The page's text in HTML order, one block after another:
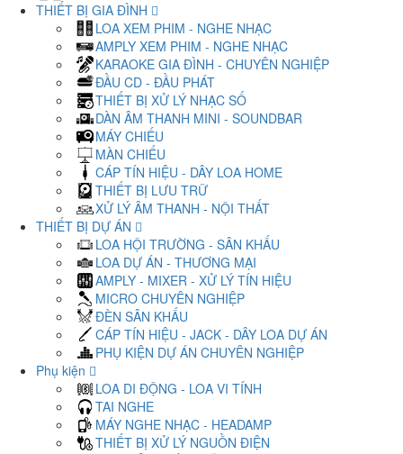
THIẾT BỊ GIA ĐÌNH
LOA XEM PHIM - NGHE NHẠC
AMPLY XEM PHIM - NGHE NHẠC
KARAOKE GIA ĐÌNH - CHUYÊN NGHIỆP
ĐẦU CD - ĐẦU PHÁT
THIẾT BỊ XỬ LÝ NHẠC SỐ
DÀN ÂM THANH MINI - SOUNDBAR
MÁY CHIẾU
MÀN CHIẾU
CÁP TÍN HIỆU - DÂY LOA HOME
THIẾT BỊ LƯU TRỮ
XỬ LÝ ÂM THANH - NỘI THẤT
THIẾT BỊ DỰ ÁN
LOA HỘI TRƯỜNG - SÂN KHẤU
LOA DỰ ÁN - THƯƠNG MẠI
AMPLY - MIXER - XỬ LÝ TÍN HIỆU
MICRO CHUYÊN NGHIỆP
ĐÈN SÂN KHẤU
CÁP TÍN HIỆU - JACK - DÂY LOA DỰ ÁN
PHỤ KIỆN DỰ ÁN CHUYÊN NGHIỆP
Phụ kiện
LOA DI ĐỘNG - LOA VI TÍNH
TAI NGHE
MÁY NGHE NHẠC - HEADAMP
THIẾT BỊ XỬ LÝ NGUỒN ĐIỆN